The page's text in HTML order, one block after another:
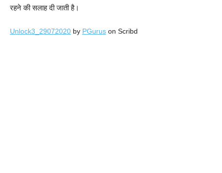
रहने की सलाह दी जाती है।
Unlock3_29072020 by PGurus on Scribd